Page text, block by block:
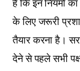
है कि इन नियमों
के लिए जरूरी
तैयार करना है।
देने से पहले सभी